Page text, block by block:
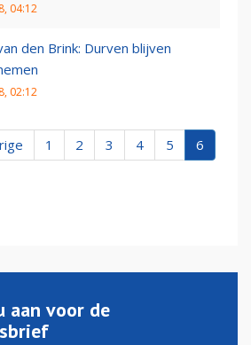
04:12
den Brink: Durven blijven
02:12
1 2 3 4 5 6
aan voor de